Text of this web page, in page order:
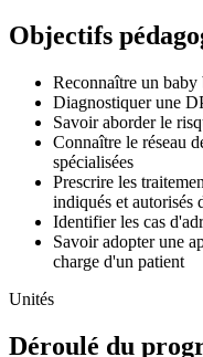
Objectifs
Reconnaître un baby
Diagnostiquer une
Savoir aborder le
Connaître le réseau
spécialisées
Prescrire les
indiqués et autorisés
Identifier les cas
Savoir adopter une
charge d'un patient
Unités
Déroulé du